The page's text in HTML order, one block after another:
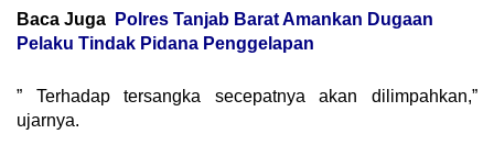
Baca Juga
Polres Tanjab Barat Amankan Dugaan
Pelaku Tindak Pidana Penggelapan
” Terhadap tersangka secepatnya akan dilimpahkan,”
ujarnya.